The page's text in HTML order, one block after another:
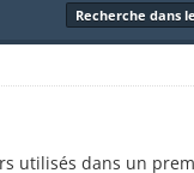
Recherche dans
utilisés dans un